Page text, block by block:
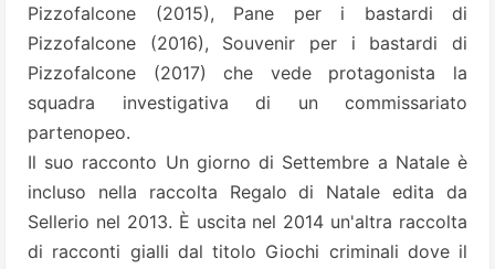
Pizzofalcone (2015), Pane per i bastardi di
Pizzofalcone (2016), Souvenir per i bastardi di
Pizzofalcone (2017) che vede protagonista la
squadra investigativa di un commissariato
partenopeo.
Il suo racconto Un giorno di Settembre a Natale è
incluso nella raccolta Regalo di Natale edita da
Sellerio nel 2013. È uscita nel 2014 un'altra raccolta
di racconti gialli dal titolo Giochi criminali dove il